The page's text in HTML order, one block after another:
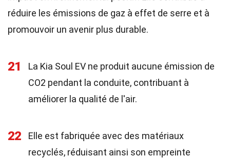
réduire les émissions de gaz à effet de serre et à
promouvoir un avenir plus durable.
21
La Kia Soul EV ne produit aucune émission de
CO2 pendant la conduite, contribuant à
améliorer la qualité de l'air.
22
Elle est fabriquée avec des matériaux
recyclés, réduisant ainsi son empreinte